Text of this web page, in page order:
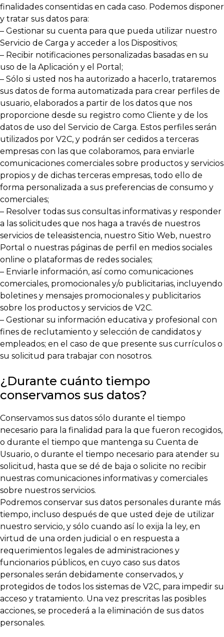
finalidades consentidas en cada caso. Podemos disponer
y tratar sus datos para:
– Gestionar su cuenta para que pueda utilizar nuestro
Servicio de Carga y acceder a los Dispositivos;
– Recibir notificaciones personalizadas basadas en su
uso de la Aplicación y el Portal;
– Sólo si usted nos ha autorizado a hacerlo, trataremos
sus datos de forma automatizada para crear perfiles de
usuario, elaborados a partir de los datos que nos
proporcione desde su registro como Cliente y de los
datos de uso del Servicio de Carga. Estos perfiles serán
utilizados por V2C, y podrán ser cedidos a terceras
empresas con las que colaboramos, para enviarle
comunicaciones comerciales sobre productos y servicios
propios y de dichas terceras empresas, todo ello de
forma personalizada a sus preferencias de consumo y
comerciales;
– Resolver todas sus consultas informativas y responder
a las solicitudes que nos haga a través de nuestros
servicios de teleasistencia, nuestro Sitio Web, nuestro
Portal o nuestras páginas de perfil en medios sociales
online o plataformas de redes sociales;
– Enviarle información, así como comunicaciones
comerciales, promocionales y/o publicitarias, incluyendo
boletines y mensajes promocionales y publicitarios
sobre los productos y servicios de V2C.
– Gestionar su información educativa y profesional con
fines de reclutamiento y selección de candidatos y
empleados; en el caso de que presente sus currículos o
su solicitud para trabajar con nosotros.
¿Durante cuánto tiempo
conservamos sus datos?
Conservamos sus datos sólo durante el tiempo
necesario para la finalidad para la que fueron recogidos,
o durante el tiempo que mantenga su Cuenta de
Usuario, o durante el tiempo necesario para atender su
solicitud, hasta que se dé de baja o solicite no recibir
nuestras comunicaciones informativas y comerciales
sobre nuestros servicios.
Podremos conservar sus datos personales durante más
tiempo, incluso después de que usted deje de utilizar
nuestro servicio, y sólo cuando así lo exija la ley, en
virtud de una orden judicial o en respuesta a
requerimientos legales de administraciones y
funcionarios públicos, en cuyo caso sus datos
personales serán debidamente conservados, y
protegidos de todos los sistemas de V2C, para impedir su
acceso y tratamiento. Una vez prescritas las posibles
acciones, se procederá a la eliminación de sus datos
personales.